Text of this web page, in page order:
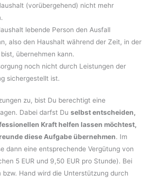
(vorübergehend) nicht mehr
lebende Person den Ausfall
also den Haushalt während der Zeit, in der
übernehmen kann.
noch nicht durch Leistungen der
sichergestellt ist.
zu, bist Du berechtigt eine
Dabei darfst Du selbst entscheiden,
Kraft helfen lassen möchtest,
diese Aufgabe übernehmen. Im
dann eine entsprechende Vergütung von
5 EUR und 9,50 EUR pro Stunde). Bei
bzw. Hand wird die Unterstützung durch